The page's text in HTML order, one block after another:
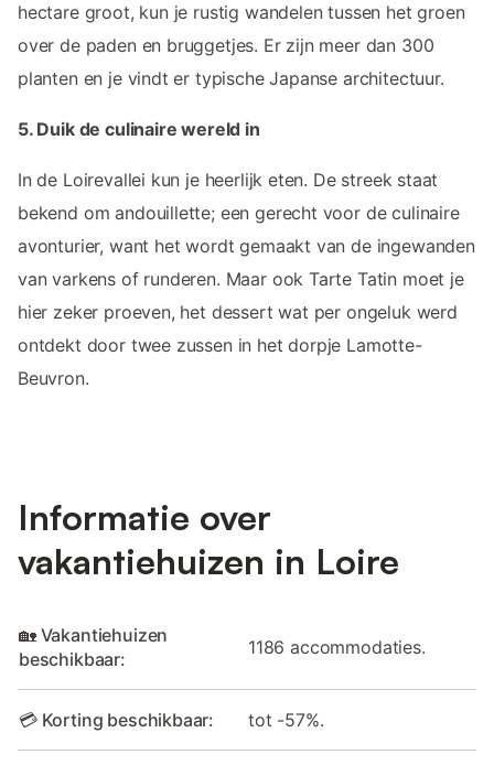
hectare groot, kun je rustig wandelen tussen het groen
over de paden en bruggetjes. Er zijn meer dan 300
planten en je vindt er typische Japanse architectuur.
5. Duik de culinaire wereld in
In de Loirevallei kun je heerlijk eten. De streek staat
bekend om andouillette; een gerecht voor de culinaire
avonturier, want het wordt gemaakt van de ingewanden
van varkens of runderen. Maar ook Tarte Tatin moet je
hier zeker proeven, het dessert wat per ongeluk werd
ontdekt door twee zussen in het dorpje Lamotte-
Beuvron.
Informatie over
vakantiehuizen in Loire
🏡 Vakantiehuizen
beschikbaar:
1186 accommodaties.
💳 Korting beschikbaar: tot -57%.